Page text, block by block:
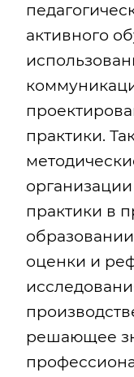
активного
практики.
практики в
оценки и
решающее